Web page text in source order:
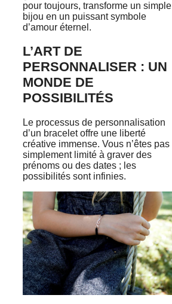
pour toujours, transforme un simple
bijou en un puissant symbole
d’amour éternel.
L’ART DE
PERSONNALISER : UN
MONDE DE
POSSIBILITÉS
Le processus de personnalisation
d’un bracelet offre une liberté
créative immense. Vous n’êtes pas
simplement limité à graver des
prénoms ou des dates ; les
possibilités sont infinies.